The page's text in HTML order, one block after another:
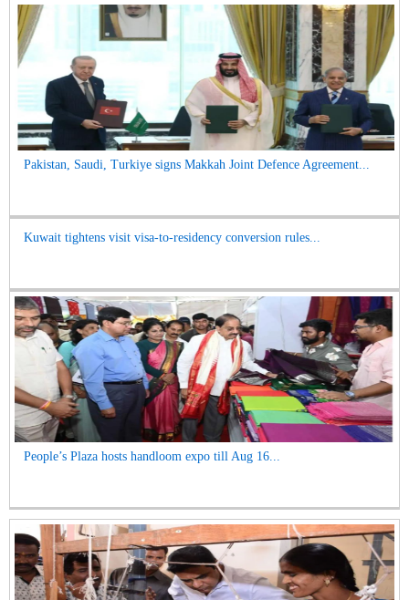
Pakistan, Saudi, Turkiye signs Makkah Joint Defence Agreement...
Kuwait tightens visit visa-to-residency conversion rules...
People’s Plaza hosts handloom expo till Aug 16...